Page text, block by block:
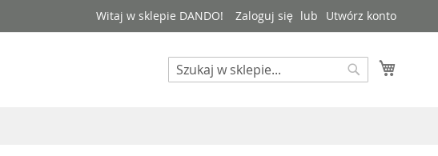
Witaj w sklepie DANDO! Zaloguj się Utwórz konto
Search